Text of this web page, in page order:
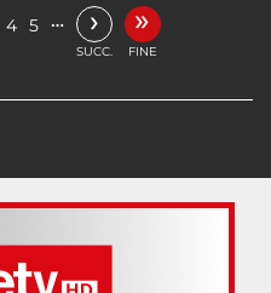
4 5 … ›
SUCC.
»
FINE